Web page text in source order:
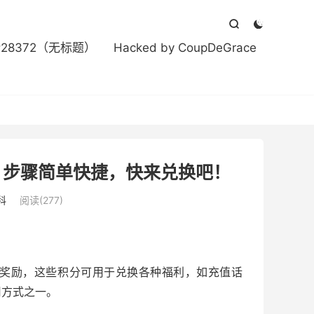


（无标题） Hacked by CoupDeGrace
骤简单快捷，快来兑换吧！
阅读(277)
励，这些积分可用于兑换各种福利，如充值话
式之一。